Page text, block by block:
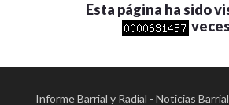
Esta página ha sido
veces
Informe Barrial y Radial - Noticias